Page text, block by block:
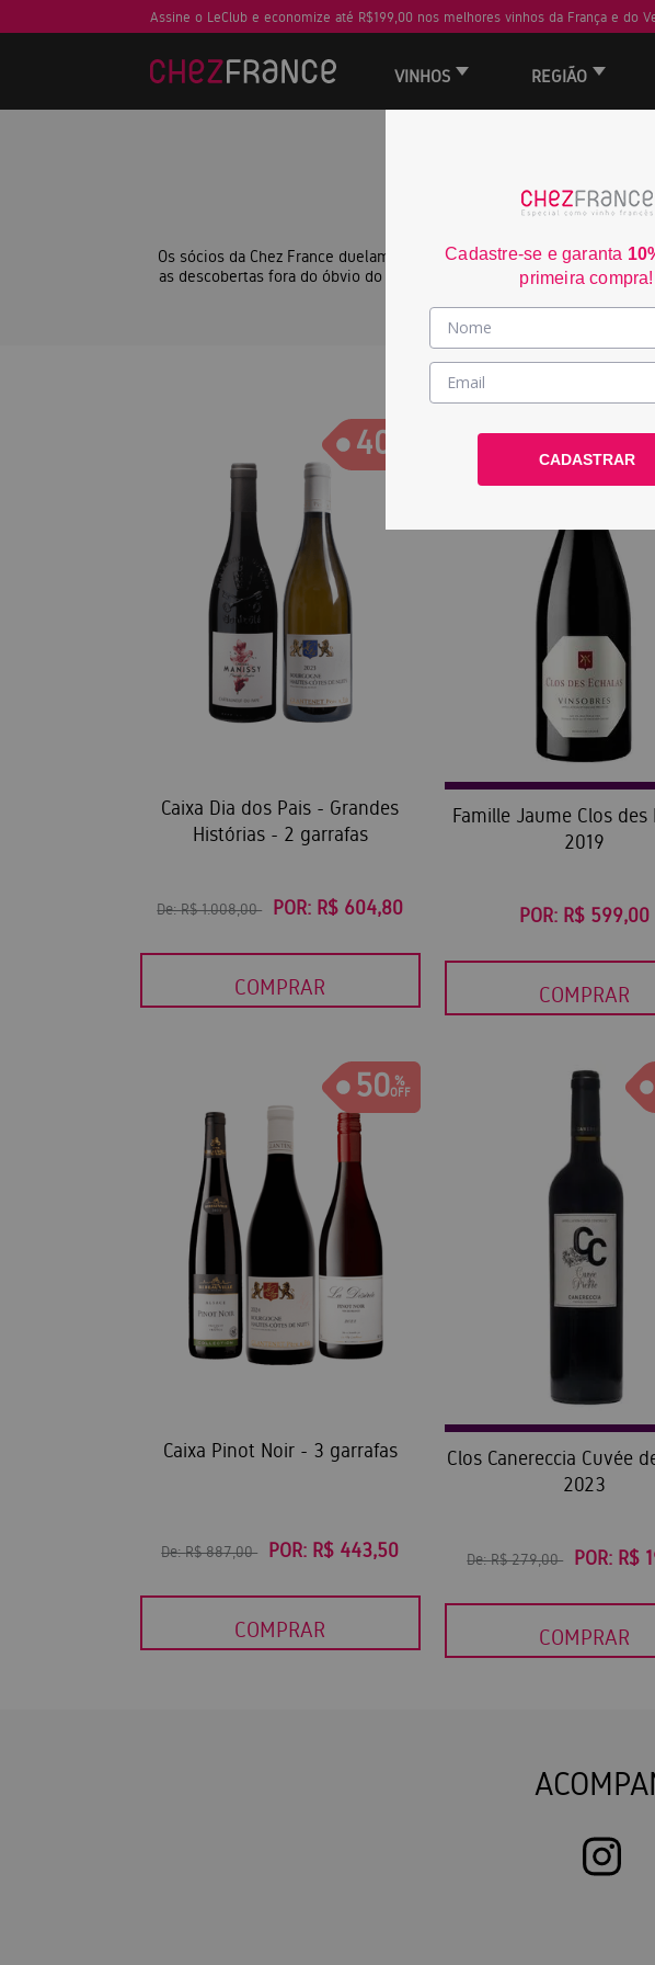
Assine o LeClub e economize até R$199,00 nos melhores vinhos da França e do
VINHOS REGIÃO
—
Os sócios da Chez France duelam pela primeira vez pelo trono da
as descobertas fora do óbvio do Eduardo Cavalcanti. Neste duelo de
40
Caixa Dia dos Pais - Grandes
Histórias - 2 garrafas
De:R$ 1.008,00 POR: R$ 604,80
COMPRAR
Famille Jaume Clos des
2019
POR: R$ 599,00
COMPRAR
50
Caixa Pinot Noir - 3 garrafas
De:R$ 887,00 POR: R$ 443,50
COMPRAR
Clos Canereccia Cuvée
2023
De:R$ 279,00 POR: R$
COMPRAR
Cadastre-se e garanta
primeira compra!
CADASTRAR